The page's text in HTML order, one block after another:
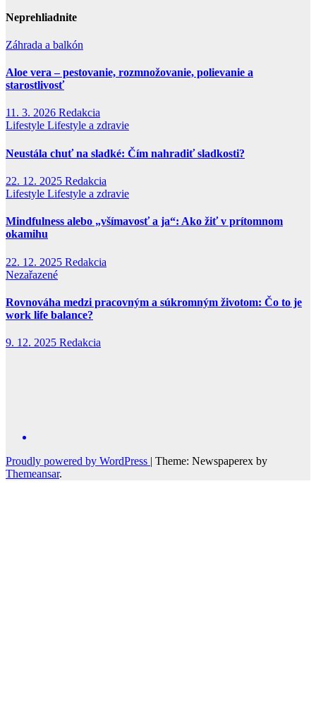
Neprehliadnite
Záhrada a balkón
Aloe vera – pestovanie, rozmnožovanie, polievanie a
starostlivosť
11. 3. 2026 Redakcia
Lifestyle Lifestyle a zdravie
Neustála chuť na sladké: Čím nahradiť sladkosti?
22. 12. 2025 Redakcia
Lifestyle Lifestyle a zdravie
Mindfulness alebo „všímavosť a ja“: Ako žiť v prítomnom
okamihu
22. 12. 2025 Redakcia
Nezařazené
Rovnováha medzi pracovným a súkromným životom: Čo to je
work life balance?
9. 12. 2025 Redakcia
Proudly powered by WordPress | Theme: Newspaperex by
Themeansar.